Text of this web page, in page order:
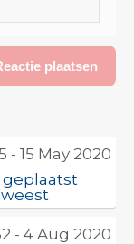
- 15 May 2020
- 4 Aug 2020